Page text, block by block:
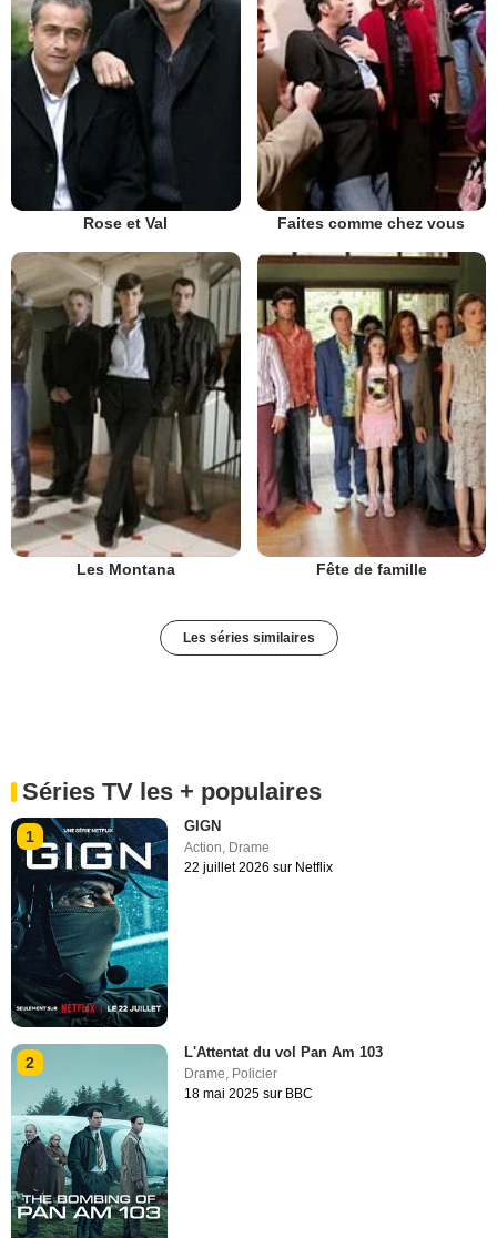
Rose et Val Faites comme chez vous
Les Montana Fête de famille
Les séries similaires
Séries TV les + populaires
1
GIGN
Action, Drame
22 juillet 2026 sur Netflix
2
L'Attentat du vol Pan Am 103
Drame Policier
18 mai 2025 sur BBC